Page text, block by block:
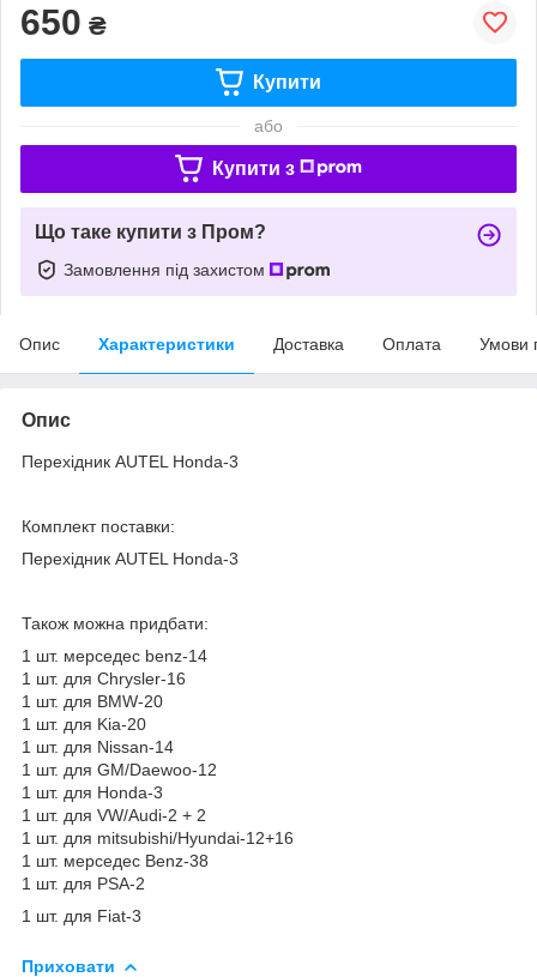
650 ₴
Купити
або
Купити з
Що таке купити з Пром?
Замовлення під захистом
Опис Характеристики Доставка Оплата Умови
Опис
Перехідник AUTEL Honda-3
Комплект поставки:
Перехідник AUTEL Honda-3
Також можна придбати:
1 шт. мерседес benz-14
1 шт. для Chrysler-16
1 шт. для BMW-20
1 шт. для Kia-20
1 шт. для Nissan-14
1 шт. для GM/Daewoo-12
1 шт. для Honda-3
1 шт. для VW/Audi-2 + 2
1 шт. для mitsubishi/Hyundai-12+16
1 шт. мерседес Benz-38
1 шт. для PSA-2
1 шт. для Fiat-3
Приховати